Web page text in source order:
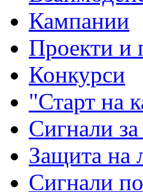
Кампании
Проекти и
Конкурси
"Старт на
Сигнали
Защита на
Сигнали